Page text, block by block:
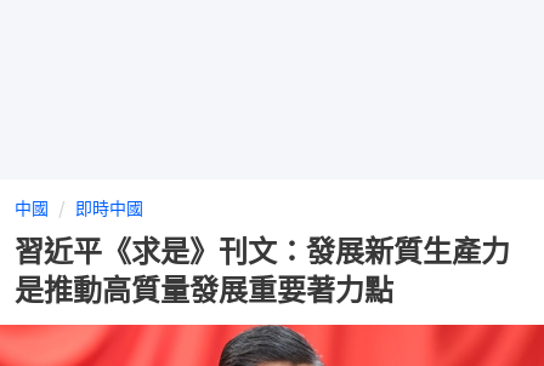
中國 即時中國
習近平《求是》刊文：發展新質生產力
是推動高質量發展重要著力點